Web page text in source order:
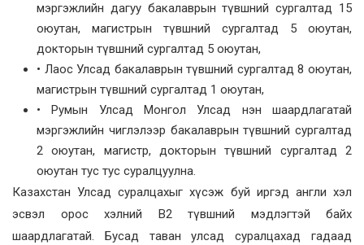
мэргэжлийн дагуу бакалаврын түвшний сургалтад 15
оюутан, магистрын түвшний сургалтад 5 оюутан,
докторын түвшний сургалтад 5 оюутан,
• Лаос Улсад бакалаврын түвшний сургалтад 8 оюутан,
магистрын түвшний сургалтад 1 оюутан,
• Румын Улсад Монгол Улсад нэн шаардлагатай
мэргэжлийн чиглэлээр бакалаврын түвшний сургалтад
2 оюутан, магистр, докторын түвшний сургалтад 2
оюутан тус тус суралцуулна.
Казахстан Улсад суралцахыг хүсэж буй иргэд англи хэл
эсвэл орос хэлний B2 түвшний мэдлэгтэй байх
шаардлагатай. Бусад таван улсад суралцахад гадаад